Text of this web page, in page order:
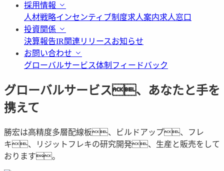
採用情報
人材戦略インセンティブ制度求人案内求人窓口
投資関係
決算報告IR関連リリースお知らせ
お問い合わせ
グローバルサービス体制 フィードバック
グローバルサービス、あなたと手を
携えて
勝宏は高精度多層配線板、ビルドアップ、フレ
キ、リジットフレキの研究開発、生産と販売をして
おります。